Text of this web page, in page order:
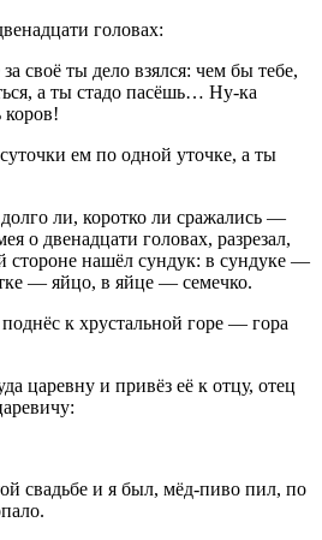
головах:
своё ты дело взялся: чем бы тебе,
а ты стадо пасёшь… Ну-ка
коров!
ем по одной уточке, а ты
ли, коротко ли сражались —
о двенадцати головах, разрезал,
стороне нашёл сундук: в сундуке —
— яйцо, в яйце — семечко.
к хрустальной горе — гора
царевну и привёз её к отцу, отец
свадьбе и я был, мёд-пиво пил, по